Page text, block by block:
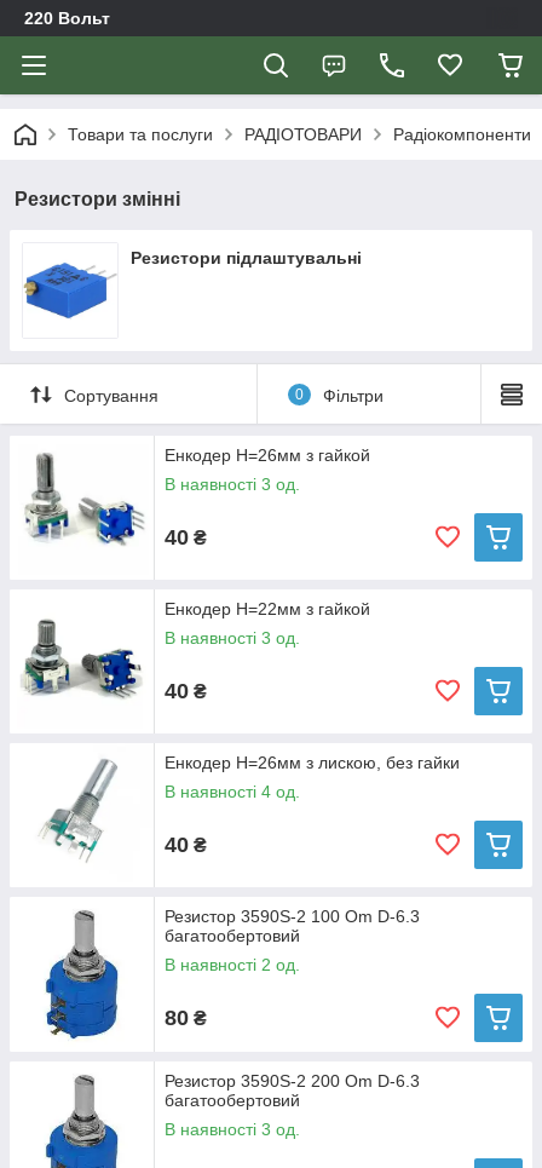
220 Вольт
Товари та послуги РАДІОТОВАРИ Радіокомпоненти
Резистори змінні
Резистори підлаштувальні
Сортування 0 Фільтри
Енкодер H=26мм з гайкой
В наявності 3 од.
40 ₴
Енкодер H=22мм з гайкой
В наявності 3 од.
40 ₴
Енкодер H=26мм з лискою, без гайки
В наявності 4 од.
40 ₴
Резистор 3590S-2 100 Om D-6.3
багатообертовий
В наявності 2 од.
80 ₴
Резистор 3590S-2 200 Om D-6.3
багатообертовий
В наявності 3 од.